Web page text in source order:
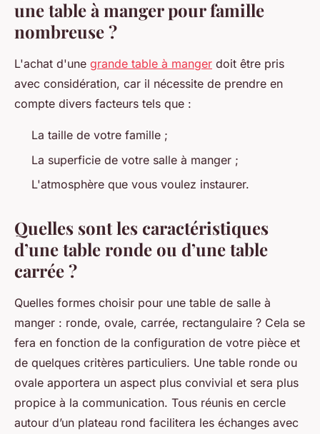
une table à manger pour famille
nombreuse ?
L'achat d'une grande table à manger doit être pris
avec considération, car il nécessite de prendre en
compte divers facteurs tels que :
La taille de votre famille ;
La superficie de votre salle à manger ;
L'atmosphère que vous voulez instaurer.
Quelles sont les caractéristiques
d’une table ronde ou d’une table
carrée ?
Quelles formes choisir pour une table de salle à
manger : ronde, ovale, carrée, rectangulaire ? Cela se
fera en fonction de la configuration de votre pièce et
de quelques critères particuliers. Une table ronde ou
ovale apportera un aspect plus convivial et sera plus
propice à la communication. Tous réunis en cercle
autour d’un plateau rond facilitera les échanges avec